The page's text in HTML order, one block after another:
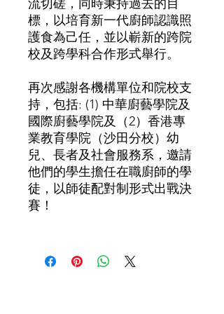
流切磋，同時秉持過去的目
標，以培育新一代廚師認識照
護食為己任，並以嶄新的跨院
校及跨學科合作形式舉行。
再次感謝各機構單位和院校支
持，包括: (1) 中華廚藝學院及
國際廚藝學院及（2）香港專
業教育學院（沙田分校）幼
兒、長者及社會服務系，邀請
他們的學生擔任在職廚師的學
徒，以師徒配對制形式出戰決
賽！